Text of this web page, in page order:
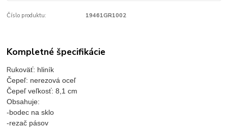
Číslo produktu: 19461GR1002
Kompletné špecifikácie
Rukoväť: hliník
Čepeľ: nerezová oceľ
Čepeľ veľkosť: 8,1 cm
Obsahuje:
-bodec na sklo
-rezač pásov